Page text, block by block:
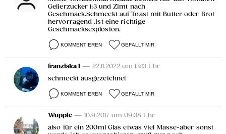
Gelierzucker 1:3 und Zimt nach
Geschmack.Schmeckt auf Toast mit Butter oder Brot
hervorragend .Ist eine richtige
Geschmacksexplosion.
KOMMENTIEREN GEFÄLLT MIR
franziska 1 — 22.11.2022 um 13:13 Uhr
schmeckt ausgezeichnet
KOMMENTIEREN GEFÄLLT MIR
Wuppie — 10.9.2017 um 09:38 Uhr
also für ein 200ml Glas etwas viel Masse-aber sonst